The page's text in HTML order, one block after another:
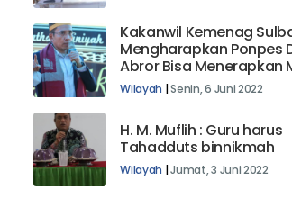
Kakanwil Kemenag
Mengharapkan Ponpes
Abror Bisa Menerapkan
Beragama
Wilayah |Senin, 6 Juni 2022
H. M. Muflih : Guru harus
Tahadduts binnikmah
Wilayah |Jumat, 3 Juni 2022